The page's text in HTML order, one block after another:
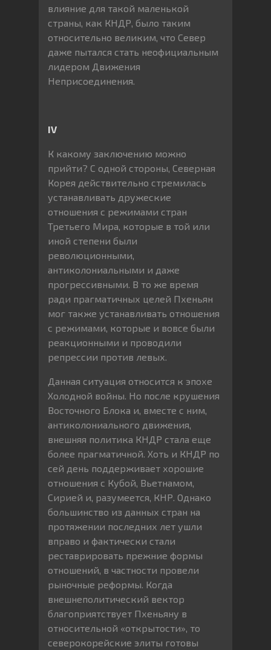
влияние для такой маленькой
страны, как КНДР, было таким
относительно великим, что Север
даже пытался стать неофициальным
лидером Движения
Неприсоединения.
IV
К какому заключению можно
прийти? С одной стороны, Северная
Корея действительно стремилась
устанавливать дружеские
отношения с режимами стран
Третьего Мира, которые в той или
иной степени были
революционными,
антиколониальными и даже
прогрессивными. В то же время
ради прагматичных целей Пхеньян
мог также устанавливать отношения
с режимами, которые и вовсе были
реакционными и проводили
репрессии против левых.
Данная ситуация относится к эпохе
Холодной войны. Но после крушения
Восточного Блока и, вместе с ним,
антиколониального движения,
внешняя политика КНДР стала еще
более прагматичной. Хоть и КНДР по
сей день поддерживает хорошие
отношения с Кубой, Вьетнамом,
Сирией и, разумеется, КНР. Однако
большинство из данных стран на
протяжении последних лет ушли
вправо и фактически стали
реставрировать прежние формы
отношений, в частности провели
рыночные реформы. Когда
внешнеполитический вектор
благоприятствует Пхеньяну в
относительной «открытости», то
северокорейские элиты готовы